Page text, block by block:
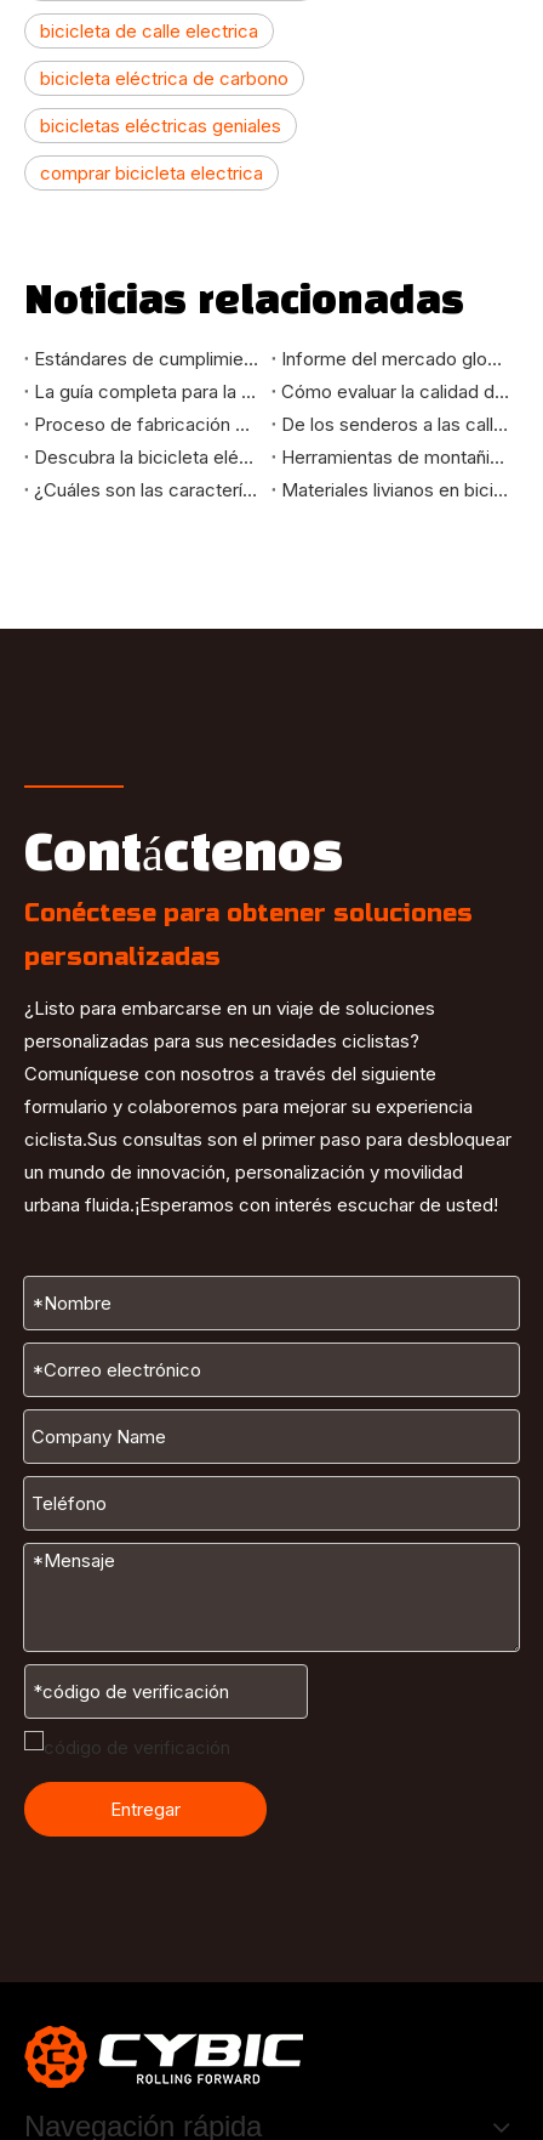
bicicleta de calle electrica
bicicleta eléctrica de carbono
bicicletas eléctricas geniales
comprar bicicleta electrica
Noticias relacionadas
Estándares de cumplimiento de la UE y EE. UU. para importadores de bicicletas eléctricas: EN15194, CE, UL, guía CPSC
Informe del mercado global OEM de bicicletas eléctricas 2026: tendencias de abastecimiento e información sobre fabricación
La guía completa para la fabricación de bicicletas eléctricas OEM: desde el concepto hasta la entrega
Cómo evaluar la calidad de fabricación de bicicletas eléctricas: una guía técnica para compradores B2B
Proceso de fabricación OEM de bicicletas eléctricas: una guía para el comprador B2B
De los senderos a las calles de la ciudad: cómo seleccionar la bicicleta de montaña que realmente se adapta a sus necesidades
Descubra la bicicleta eléctrica de montaña de 24 pulgadas: su mejor compañera de paseo
Herramientas de montañismo y aventura: cómo las bicicletas eléctricas de montaña cambian la experiencia del ciclismo al aire libre
¿Cuáles son las características de las bicicletas de alto estándar exportadas a los mercados europeo y americano?
Materiales livianos en bicicletas eléctricas: mejora de la velocidad, el alcance y la durabilidad
Contáctenos
Conéctese para obtener soluciones
personalizadas
¿Listo para embarcarse en un viaje de soluciones
personalizadas para sus necesidades ciclistas?
Comuníquese con nosotros a través del siguiente
formulario y colaboremos para mejorar su experiencia
ciclista.Sus consultas son el primer paso para desbloquear
un mundo de innovación, personalización y movilidad
urbana fluida.¡Esperamos con interés escuchar de usted!
Entregar
Navegación rápida